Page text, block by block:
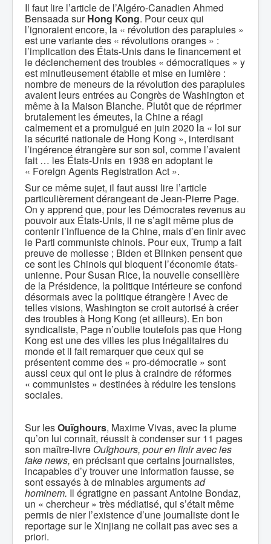
Il faut lire l’article de l’Algéro-Canadien Ahmed
Bensaada surHong Kong. Pour ceux qui
l’ignoraient encore, la « révolution des parapluies »
est une variante des « révolutions oranges » :
l’implication des États-Unis dans le financement et
le déclenchement des troubles « démocratiques » y
est minutieusement établie et mise en lumière :
nombre de meneurs de la révolution des parapluies
avaient leurs entrées au Congrès de Washington et
même à la Maison Blanche. Plutôt que de réprimer
brutalement les émeutes, la Chine a réagi
calmement et a promulgué en juin 2020 la « loi sur
la sécurité nationale de Hong Kong », interdisant
l’ingérence étrangère sur son sol, comme l’avaient
fait … les États-Unis en 1938 en adoptant le
« Foreign Agents Registration Act ».
Sur ce même sujet, il faut aussi lire l’article
particulièrement dérangeant de Jean-Pierre Page.
On y apprend que, pour les Démocrates revenus au
pouvoir aux États-Unis, il ne s’agit même plus de
contenir l’influence de la Chine, mais d’en finir avec
le Parti communiste chinois. Pour eux, Trump a fait
preuve de mollesse ; Biden et Blinken pensent que
ce sont les Chinois qui bloquent l’économie états-
unienne. Pour Susan Rice, la nouvelle conseillère
de la Présidence, la politique intérieure se confond
désormais avec la politique étrangère ! Avec de
telles visions, Washington se croit autorisé à créer
des troubles à Hong Kong (et ailleurs). En bon
syndicaliste, Page n’oublie toutefois pas que Hong
Kong est une des villes les plus inégalitaires du
monde et il fait remarquer que ceux qui se
présentent comme des « pro-démocratie » sont
aussi ceux qui ont le plus à craindre de réformes
« communistes » destinées à réduire les tensions
sociales.
Sur lesOuïghours, Maxime Vivas, avec la plume
qu’on lui connaît, réussit à condenser sur 11 pages
son maître-livre Ouïghours, pour en finir avec les
fake news, en précisant que certains journalistes,
incapables d’y trouver une information fausse, se
sont essayés à de minables argumentsad
hominem. Il égratigne en passant Antoine Bondaz,
un « chercheur » très médiatisé, qui s’était même
permis de nier l’existence d’une journaliste dont le
reportage sur le Xinjiang ne collait pas avec ses a
priori.